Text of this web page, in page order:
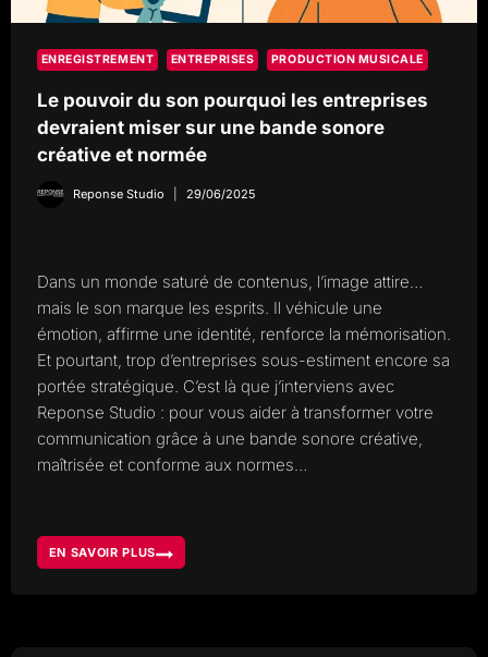
ENREGISTREMENT ENTREPRISES PRODUCTION MUSICALE
Le pouvoir du son pourquoi les entreprises
devraient miser sur une bande sonore
créative et normée
Reponse Studio 29/06/2025
Dans un monde saturé de contenus, l’image attire…
mais le son marque les esprits. Il véhicule une
émotion, affirme une identité, renforce la mémorisation.
Et pourtant, trop d’entreprises sous-estiment encore sa
portée stratégique. C’est là que j’interviens avec
Reponse Studio : pour vous aider à transformer votre
communication grâce à une bande sonore créative,
maîtrisée et conforme aux normes…
EN SAVOIR PLUS
LE
POUVOIR